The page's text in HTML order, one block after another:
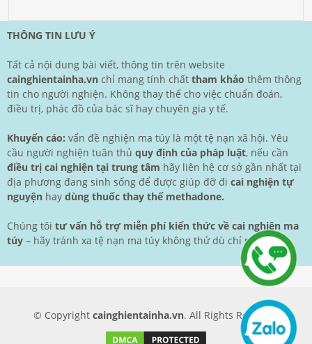
THÔNG TIN LƯU Ý
Tất cả nội dung bài viết, thông tin trên website
cainghientainha.vn chỉ mang tính chất tham khảo thêm thông
tin cho người nghiện. Không thay thế cho việc chuẩn đoán,
điều trị, phác đồ của bác sĩ hay chuyên gia y tế.
Khuyến cáo: vấn đề nghiện ma túy là một tệ nạn xã hội. Yêu
cầu người nghiện tuân thủ quy định của pháp luật, nếu cần
điều trị cai nghiện tại trung tâm hãy liên hệ cơ sở gần nhất tại
địa phương đang sinh sống để được giúp đỡ đi cai nghiện tự
nguyện hay dùng thuốc thay thế methadone.
Chúng tôi tư vấn hỗ trợ miễn phí kiến thức về cai nghiện ma
túy – hãy tránh xa tệ nạn ma túy không thử dù chỉ một lần.
© Copyright cainghientainha.vn. All Rights Reserved